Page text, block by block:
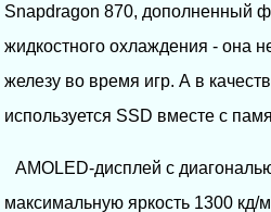
Snapdragon 870, дополненный
жидкостного охлаждения - она
железу во время игр. А в
используется SSD вместе с
AMOLED-дисплей с
максимальную яркость 1300 кд/